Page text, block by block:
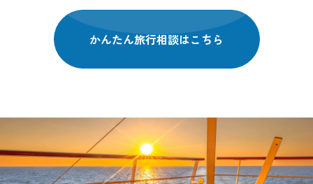
かんたん旅行相談はこちら